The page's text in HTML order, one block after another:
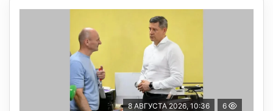
8 АВГУСТА 2026, 10:36 6